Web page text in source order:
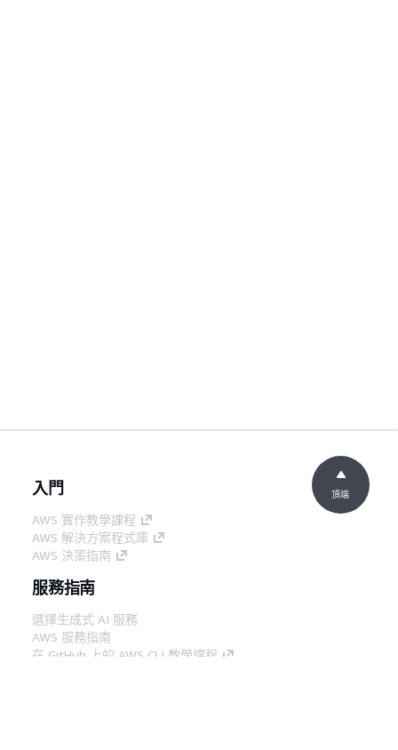
入門
AWS 實作教學課程
AWS 解決方案程式庫
AWS 決策指南
服務指南
選擇生成式 AI 服務
AWS 服務指南
在 GitHub 上的 AWS CLI 教學課程
頂端